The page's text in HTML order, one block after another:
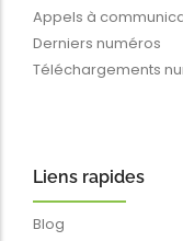
Appels à
Derniers numéros
Téléchargements
Liens rapides
Blog